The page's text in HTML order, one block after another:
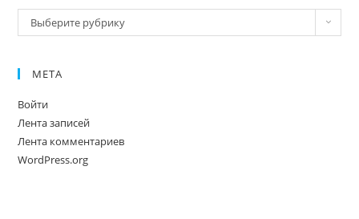
Новое
Выберите рубрику
МЕТА
Войти
Лента записей
Лента комментариев
WordPress.org